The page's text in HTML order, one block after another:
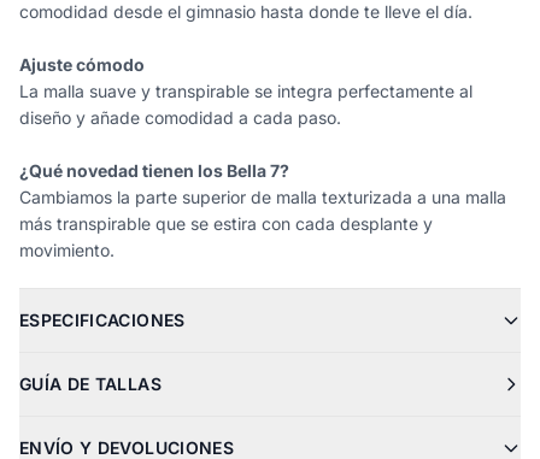
comodidad desde el gimnasio hasta donde te lleve el día.
Ajuste cómodo
La malla suave y transpirable se integra perfectamente al
diseño y añade comodidad a cada paso.
¿Qué novedad tienen los Bella 7?
Cambiamos la parte superior de malla texturizada a una malla
más transpirable que se estira con cada desplante y
movimiento.
ESPECIFICACIONES
GUÍA DE TALLAS
ENVÍO Y DEVOLUCIONES